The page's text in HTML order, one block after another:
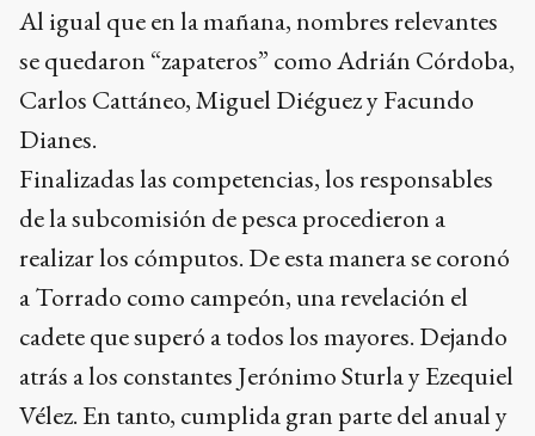
Al igual que en la mañana, nombres relevantes
se quedaron “zapateros” como Adrián Córdoba,
Carlos Cattáneo, Miguel Diéguez y Facundo
Dianes.
Finalizadas las competencias, los responsables
de la subcomisión de pesca procedieron a
realizar los cómputos. De esta manera se coronó
a Torrado como campeón, una revelación el
cadete que superó a todos los mayores. Dejando
atrás a los constantes Jerónimo Sturla y Ezequiel
Vélez. En tanto, cumplida gran parte del anual y